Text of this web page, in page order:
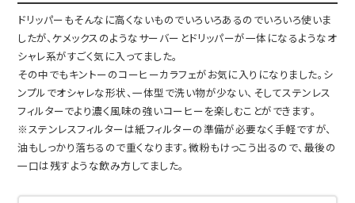
ドリッパーもそんなに高くないものでいろいろあるのでいろいろ使いま
したが、ケメックスのようなサーバーとドリッパーが一体になるようなオ
シャレ系がすごく気に入ってました。
その中でもキントーのコーヒーカラフェがお気に入りになりました。シ
ンプルでオシャレな形状、一体型で洗い物が少ない、そしてステンレス
フィルターでより濃く風味の強いコーヒーを楽しむことができます。
※ステンレスフィルターは紙フィルターの準備が必要なく手軽ですが、
油もしっかり落ちるので重くなります。微粉もけっこう出るので、最後の
一口は残すような飲み方してました。